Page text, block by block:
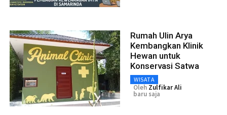
Rumah Ulin Arya
Kembangkan Klinik
Hewan untuk
Konservasi Satwa
WISATA
Oleh Zulfikar Ali
baru saja